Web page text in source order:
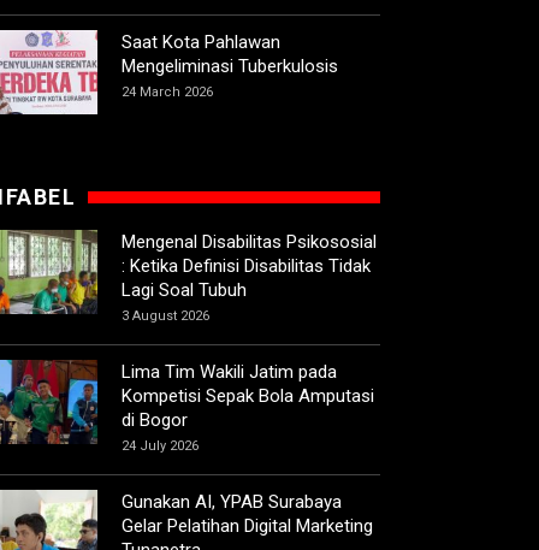
Saat Kota Pahlawan
Mengeliminasi Tuberkulosis
24 March 2026
Mengenal Disabilitas Psikososial
: Ketika Definisi Disabilitas Tidak
Lagi Soal Tubuh
3 August 2026
Lima Tim Wakili Jatim pada
Kompetisi Sepak Bola Amputasi
di Bogor
24 July 2026
Gunakan AI, YPAB Surabaya
Gelar Pelatihan Digital Marketing